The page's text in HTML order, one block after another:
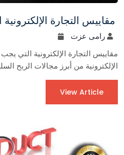
مقاييس التجارة
رامى عزت
مقاييس التجارة الإلكترونية التي
الإلكترونية من أبرز مجالات الربح
View Article